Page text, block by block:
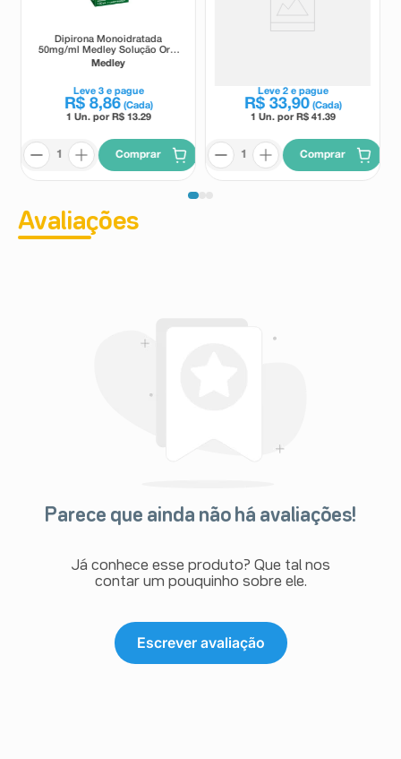
Dipirona Monoidratada
50mg/ml Medley Solução Oral
Sabor Framboesa 100ml +
Medley
Leve 3e pague
R$ 8,86 (Cada)
1 Un. por R$ 13.29
Comprar
Leve 2e pague
R$ 33,90 (Cada)
1 Un. por R$ 41.39
Comprar
Avaliações
Parece que ainda não há avaliações!
Já conhece esse produto? Que tal nos
contar um pouquinho sobre ele.
Escrever avaliação